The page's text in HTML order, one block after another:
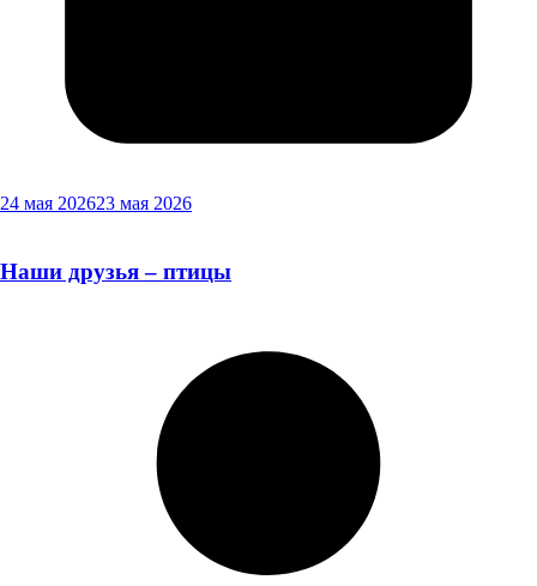
24 мая 202623 мая 2026
Наши друзья – птицы